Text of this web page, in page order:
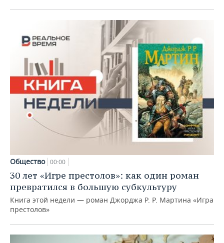
Общество 00:00
30 лет «Игре престолов»: как один роман
превратился в большую субкультуру
Книга этой недели — роман Джорджа Р. Р. Мартина «Игра
престолов»